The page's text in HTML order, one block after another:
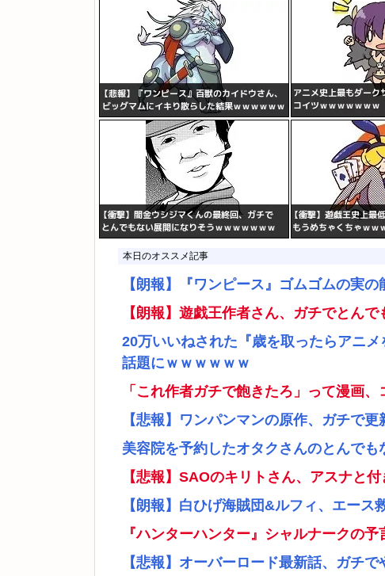
本日のオススメ記事
【朗報】『ワンピース』ゴムゴムの実
【朗報】遊戯王作者さん、ガチでとん
20万いいねされた『歳を取ったらアニ
話題にｗｗｗｗｗｗ
「これ作者ガチで飽きたろ」って漫画
【悲報】ワンパンマンの原作、ガチで
美容院を予約したオタクさんのとんで
【悲報】SAOのキリトさん、アスナと
【朗報】白ひげ海賊団&ルフィ、エース
『ハンターハンター』シャルナークの
【悲報】オーバーロード最新話、ガチ